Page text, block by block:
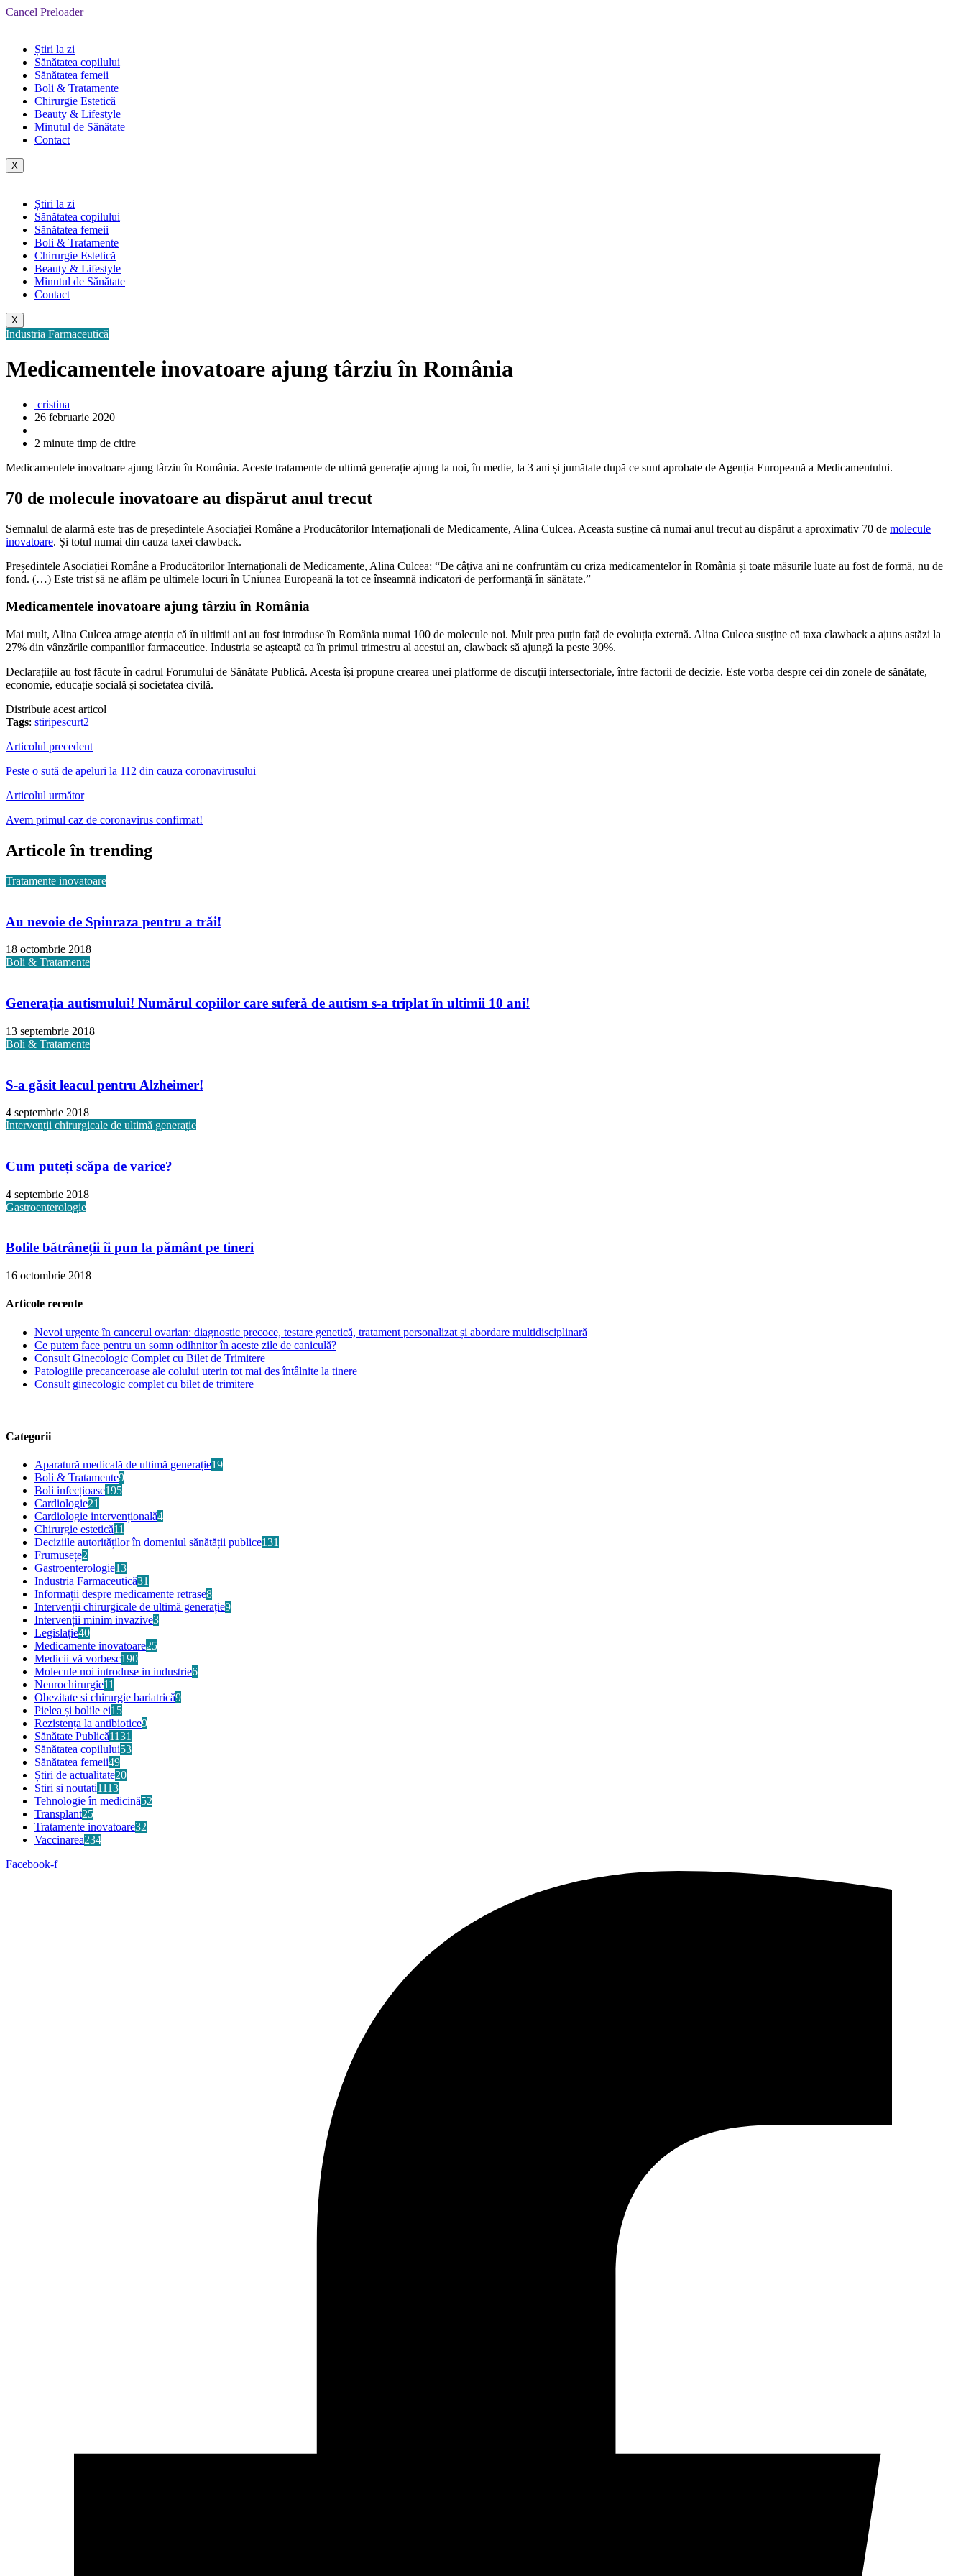
Cancel Preloader
Știri la zi
Sănătatea copilului
Sănătatea femeii
Boli & Tratamente
Chirurgie Estetică
Beauty & Lifestyle
Minutul de Sănătate
Contact
X
Știri la zi
Sănătatea copilului
Sănătatea femeii
Boli & Tratamente
Chirurgie Estetică
Beauty & Lifestyle
Minutul de Sănătate
Contact
X
Industria Farmaceutică
Medicamentele inovatoare ajung târziu în România
cristina
26 februarie 2020
2 minute timp de citire
Medicamentele inovatoare ajung târziu în România. Aceste tratamente de ultimă generație ajung la noi, în medie, la 3 ani și jumătate după ce sunt aprobate de Agenția Europeană a Medicamentului.
70 de molecule inovatoare au dispărut anul trecut
Semnalul de alarmă este tras de președintele Asociației Române a Producătorilor Internaționali de Medicamente, Alina Culcea. Aceasta susține că numai anul trecut au dispărut a aproximativ 70 de molecule
inovatoare. Și totul numai din cauza taxei clawback.
Președintele Asociației Române a Producătorilor Internaționali de Medicamente, Alina Culcea: “De câțiva ani ne confruntăm cu criza medicamentelor în România și toate măsurile luate au fost de formă, nu de
fond. (…) Este trist să ne aflăm pe ultimele locuri în Uniunea Europeană la tot ce înseamnă indicatori de performanță în sănătate.”
Medicamentele inovatoare ajung târziu în România
Mai mult, Alina Culcea atrage atenția că în ultimii ani au fost introduse în România numai 100 de molecule noi. Mult prea puțin față de evoluția externă. Alina Culcea susține că taxa clawback a ajuns astăzi la
27% din vânzările companiilor farmaceutice. Industria se așteaptă ca în primul trimestru al acestui an, clawback să ajungă la peste 30%.
Declarațiile au fost făcute în cadrul Forumului de Sănătate Publică. Acesta își propune crearea unei platforme de discuții intersectoriale, între factorii de decizie. Este vorba despre cei din zonele de sănătate,
economie, educație socială și societatea civilă.
Distribuie acest articol
Tags: stiripescurt2
Articolul precedent
Peste o sută de apeluri la 112 din cauza coronavirusului
Articolul următor
Avem primul caz de coronavirus confirmat!
Articole în trending
Tratamente inovatoare
Au nevoie de Spinraza pentru a trăi!
18 octombrie 2018
Boli & Tratamente
Generația autismului! Numărul copiilor care suferă de autism s-a triplat în ultimii 10 ani!
13 septembrie 2018
Boli & Tratamente
S-a găsit leacul pentru Alzheimer!
4 septembrie 2018
Intervenții chirurgicale de ultimă generație
Cum puteți scăpa de varice?
4 septembrie 2018
Gastroenterologie
Bolile bătrâneții îi pun la pământ pe tineri
16 octombrie 2018
Articole recente
Nevoi urgente în cancerul ovarian: diagnostic precoce, testare genetică, tratament personalizat și abordare multidisciplinară
Ce putem face pentru un somn odihnitor în aceste zile de caniculă?
Consult Ginecologic Complet cu Bilet de Trimitere
Patologiile precanceroase ale colului uterin tot mai des întâlnite la tinere
Consult ginecologic complet cu bilet de trimitere
Categorii
Aparatură medicală de ultimă generație19
Boli & Tratamente9
Boli infecțioase195
Cardiologie21
Cardiologie intervențională4
Chirurgie estetică11
Deciziile autorităților în domeniul sănătății publice131
Frumusețe2
Gastroenterologie13
Industria Farmaceutică31
Informații despre medicamente retrase8
Intervenții chirurgicale de ultimă generație9
Intervenții minim invazive3
Legislație40
Medicamente inovatoare25
Medicii vă vorbesc190
Molecule noi introduse in industrie6
Neurochirurgie11
Obezitate si chirurgie bariatrică9
Pielea și bolile ei15
Rezistența la antibiotice9
Sănătate Publică1131
Sănătatea copilului53
Sănătatea femeii49
Știri de actualitate20
Stiri si noutati1113
Tehnologie în medicină52
Transplant25
Tratamente inovatoare32
Vaccinarea234
Facebook-f